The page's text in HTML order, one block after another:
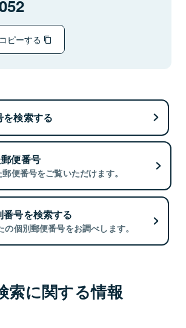
ピーする
検索する
便番号
便番号をご覧いただけます。
号を検索する
個別郵便番号をお調べします。
索に関する情報